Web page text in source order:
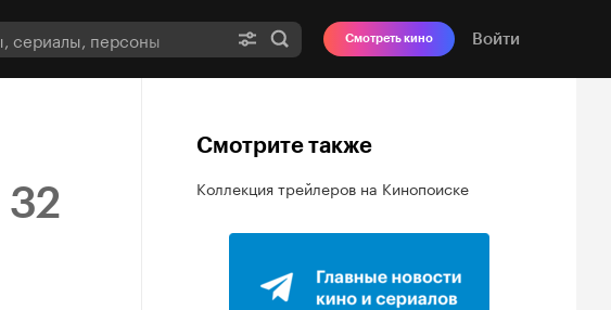
Смотреть кино Войти
32
Смотрите также
Коллекция трейлеров на Кинопоиске